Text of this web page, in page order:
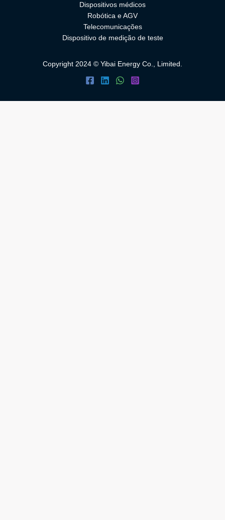
Dispositivos médicos
Robótica e AGV
Telecomunicações
Dispositivo de medição de teste
Copyright 2024 © Yibai Energy Co., Limited.